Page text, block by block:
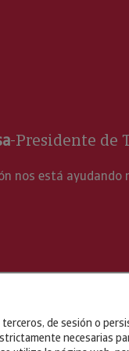
todo con su
de sesión o
necesarias